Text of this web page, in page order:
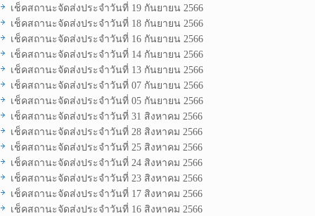
เช็คสถานะจัดส่งประจำวันที่ 19 กันยายน 2566
เช็คสถานะจัดส่งประจำวันที่ 18 กันยายน 2566
เช็คสถานะจัดส่งประจำวันที่ 16 กันยายน 2566
เช็คสถานะจัดส่งประจำวันที่ 14 กันยายน 2566
เช็คสถานะจัดส่งประจำวันที่ 13 กันยายน 2566
เช็คสถานะจัดส่งประจำวันที่ 07 กันยายน 2566
เช็คสถานะจัดส่งประจำวันที่ 05 กันยายน 2566
เช็คสถานะจัดส่งประจำวันที่ 31 สิงหาคม 2566
เช็คสถานะจัดส่งประจำวันที่ 28 สิงหาคม 2566
เช็คสถานะจัดส่งประจำวันที่ 25 สิงหาคม 2566
เช็คสถานะจัดส่งประจำวันที่ 24 สิงหาคม 2566
เช็คสถานะจัดส่งประจำวันที่ 23 สิงหาคม 2566
เช็คสถานะจัดส่งประจำวันที่ 17 สิงหาคม 2566
เช็คสถานะจัดส่งประจำวันที่ 16 สิงหาคม 2566